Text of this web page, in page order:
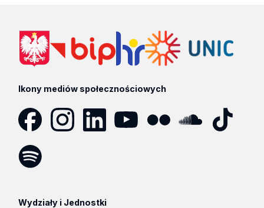
Ikony mediów społecznościowych
Wydziały i Jednostki